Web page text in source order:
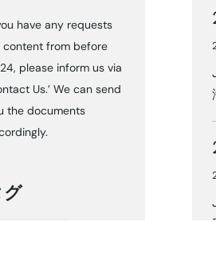
have any requests
content from before
please inform us via
Us.’ We can send
the documents
グ